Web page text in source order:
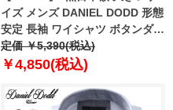
イズ メンズ DANIEL DODD 形態
安定 長袖 ワイシャツ ボタンダウ
ン eadn87-77
定価 ￥5,390(税込)
￥4,850(税込)